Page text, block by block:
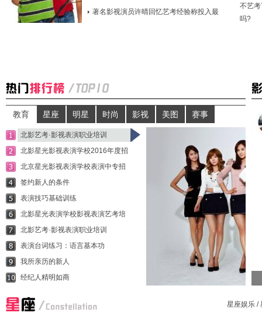
著名影视演员许晴回忆艺考经验称投入最
不艺
吗?
教育 星座 明星 时尚 影视 美图 赛事
北影艺考·影视表演职业培训
北影星光影视表演学校2016年度招
北京星光影视表演学校表演中专招
签约新人的条件
表演技巧基础训练
北影星光表演学校影视表演艺考培
北影艺考·影视表演职业培训
表演台词练习：语言基本功
我所亲历的新人
经纪人精明如商
星座娱乐 /